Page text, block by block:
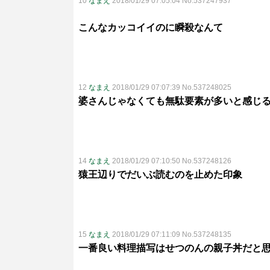
こんなカッコイイのに瞬殺なんて
12 なまえ 2018/01/29 07:07:39 No.537248025
婆さんじゃなくても無駄要素が多いと感じ
14 なまえ 2018/01/29 07:10:50 No.537248126
猿王辺りでだいぶ読むのを止めた印象
15 なまえ 2018/01/29 07:11:09 No.537248135
一番良い料理描写はせつのんの親子丼だと